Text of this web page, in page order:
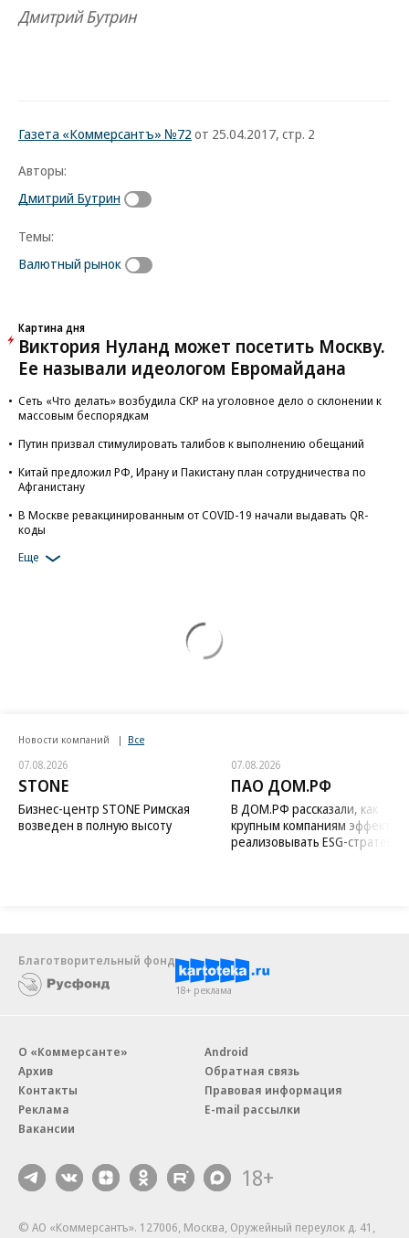
Дмитрий Бутрин
Газета «Коммерсантъ» №72 от 25.04.2017, стр. 2
Авторы:
Дмитрий Бутрин
Темы:
Валютный рынок
Картина дня
Виктория Нуланд может посетить Москву.
Ее называли идеологом Евромайдана
Сеть «Что делать» возбудила СКР на уголовное дело о склонении к
массовым беспорядкам
Путин призвал стимулировать талибов к выполнению обещаний
Китай предложил РФ, Ирану и Пакистану план сотрудничества по
Афганистану
В Москве ревакцинированным от COVID-19 начали выдавать QR-
коды
Еще
Новости компаний Все
07.08.2026
STONE
Бизнес-центр STONE Римская
возведен в полную высоту
07.08.2026
ПАО ДОМ.РФ
В ДОМ.РФ рассказали, как
крупным компаниям
реализовывать ESG-стратегию
Благотворительный фонд
18+ реклама
О «Коммерсанте»
Архив
Контакты
Реклама
Вакансии
Android
Обратная связь
Правовая информация
E-mail рассылки
18+
© АО «Коммерсантъ». 127006, Москва, Оружейный переулок д. 41,